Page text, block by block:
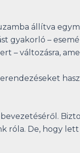
állítva
gyakorló –
– változásra,
róla. De, hogy